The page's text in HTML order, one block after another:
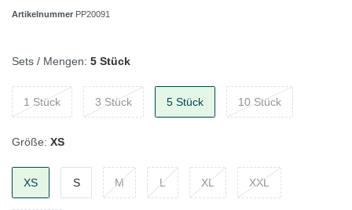
Artikelnummer PP20091
Sets / Mengen: 5 Stück
1 Stück 3 Stück 5 Stück 10 Stück
Größe: XS
XS S M L XL XXL